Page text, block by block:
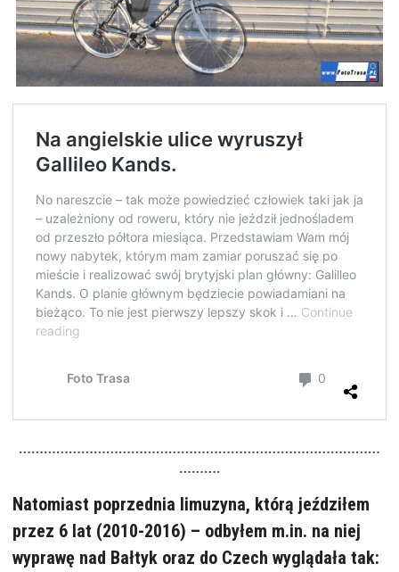
……………………………………………………………………………
……….
Natomiast poprzednia limuzyna, którą jeździłem
przez 6 lat (2010-2016) – odbyłem m.in. na niej
wyprawę nad Bałtyk oraz do Czech wyglądała tak: